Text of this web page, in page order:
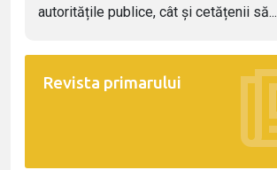
autoritățile publice, cât și cetățenii să...
Revista primarului